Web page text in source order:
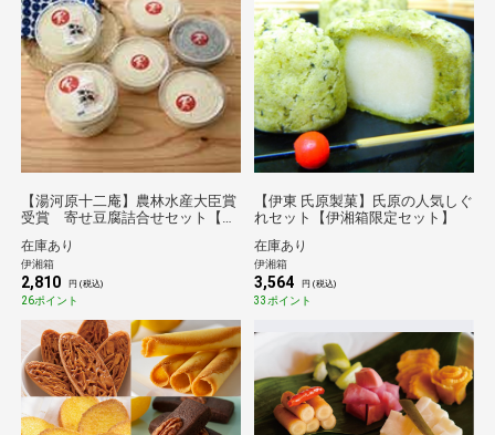
【湯河原十二庵】農林水産大臣賞
受賞 寄せ豆腐詰合せセット【伊
在庫あり
伊湘箱
2,810 円 (税込)
26ポイント
【伊東 氏原製菓】氏原の人気しぐ
れセット【伊湘箱限定セット】
在庫あり
伊湘箱
3,564 円 (税込)
33ポイント